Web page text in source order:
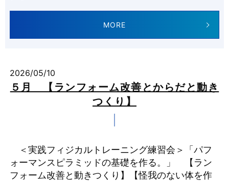
MORE
2026/05/10
５月 【ランフォーム改善とからだと動き
つくり】
＜実践フィジカルトレーニング練習会＞「パフ
ォーマンスピラミッドの基礎を作る。」 【ラン
フォーム改善と動きつくり】【怪我のない体を作